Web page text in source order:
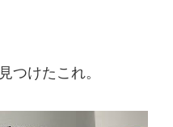
つけたこれ。